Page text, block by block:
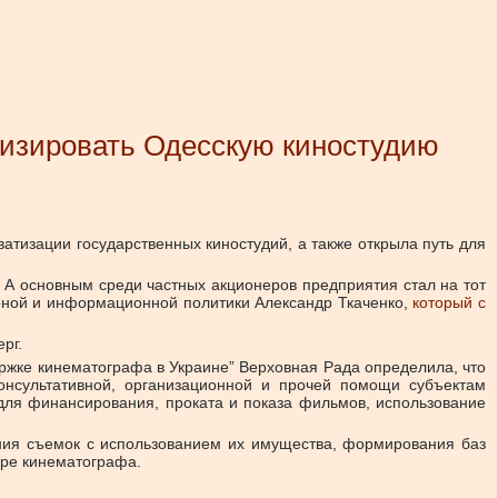
Одесскую киностудию
государственных киностудий, а также открыла путь для
основным среди частных акционеров предприятия стал на тот
и информационной политики Александр Ткаченко, который с
кинематографа в Украине” Верховная Рада определила, что
организационной и прочей помощи субъектам
финансирования, проката и показа фильмов, использование
съемок с использованием их имущества, формирования баз
кинематографа.